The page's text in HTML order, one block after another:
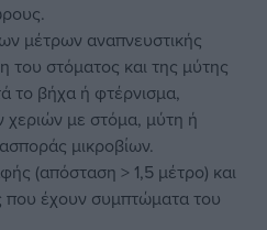
μέτρων αναπνευστικής
του στόματος και της μύτης
το βήχα ή φτέρνισμα,
με στόμα, μύτη ή
μικροβίων.
(απόσταση > 1,5 μέτρο) και
που έχουν συμπτώματα του